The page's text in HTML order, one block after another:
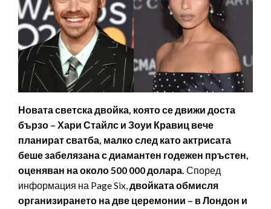
Новата светска двойка, която се движи доста
бързо – Хари Стайлс и Зоуи Кравиц вече
планират сватба, малко след като актрисата
беше забелязана с диамантен годежен пръстен,
оценяван на около 500 000 долара. Според
информация на Page Six,двойката обмисля
организирането на две церемонии – в Лондон и